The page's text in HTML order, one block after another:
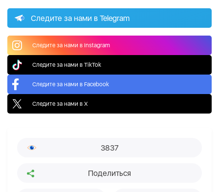
Следите за нами в Telegram
Следите за нами в Instagram
Следите за нами в TikTok
Следите за нами в Facebook
Следите за нами в X
3837
Поделиться